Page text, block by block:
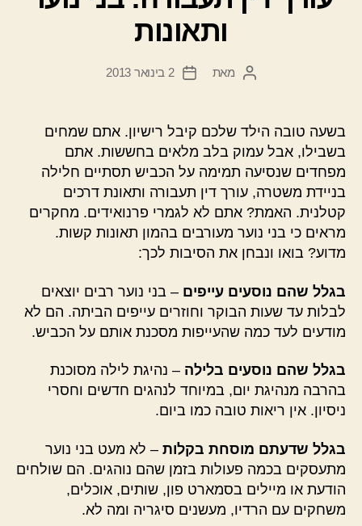
ותאונות
המחבר
מאת
תאריך
2 בינואר 2013
בשעה טובה הילד שלכם קיבל רישיון. אתם שמחים
בשבילו, אבל עמוק בלב מלאים בחששות. אתם
מפחדים שנסיעה תמימה על הכביש תסתיים חלילה
בניידת משטרה, עורך דין תעבורה ותאונת דרכים
קטלנית. האמת? אתם לא לגמרי פרנואידים. מחקרים
מראים כי בני נוער מעורבים בהמון תאונות קשות.
מדוע? בואו ונבחן את הסיבות לכך:
בגלל שהם נוסעים עייפים – בני נוער רבים יוצאים
לבלות עד שעות הבוקר וחוזרים עייפים הביתה. הם לא
מודעים לעד כמה שהעייפות מסכנת אותם על הכביש.
בגלל שהם נוסעים בלילה – נהיגת לילה מסוכנת
בהרבה מנהיגת יום, במיוחד לנהגים חדשים וחסרי
ניסיון. אין ריאות טובה כמו ביום.
בגלל שדעתם מוסחת בקלות – לא מעט בני נוער
מתעסקים בכמה פעולות בזמן שהם נוהגים. הם שולחים
הודעת או מיילים בסמארט פון, שותים, אוכלים,
משחקים עם הרדיו, מעשנים סיגריה ומה לא.